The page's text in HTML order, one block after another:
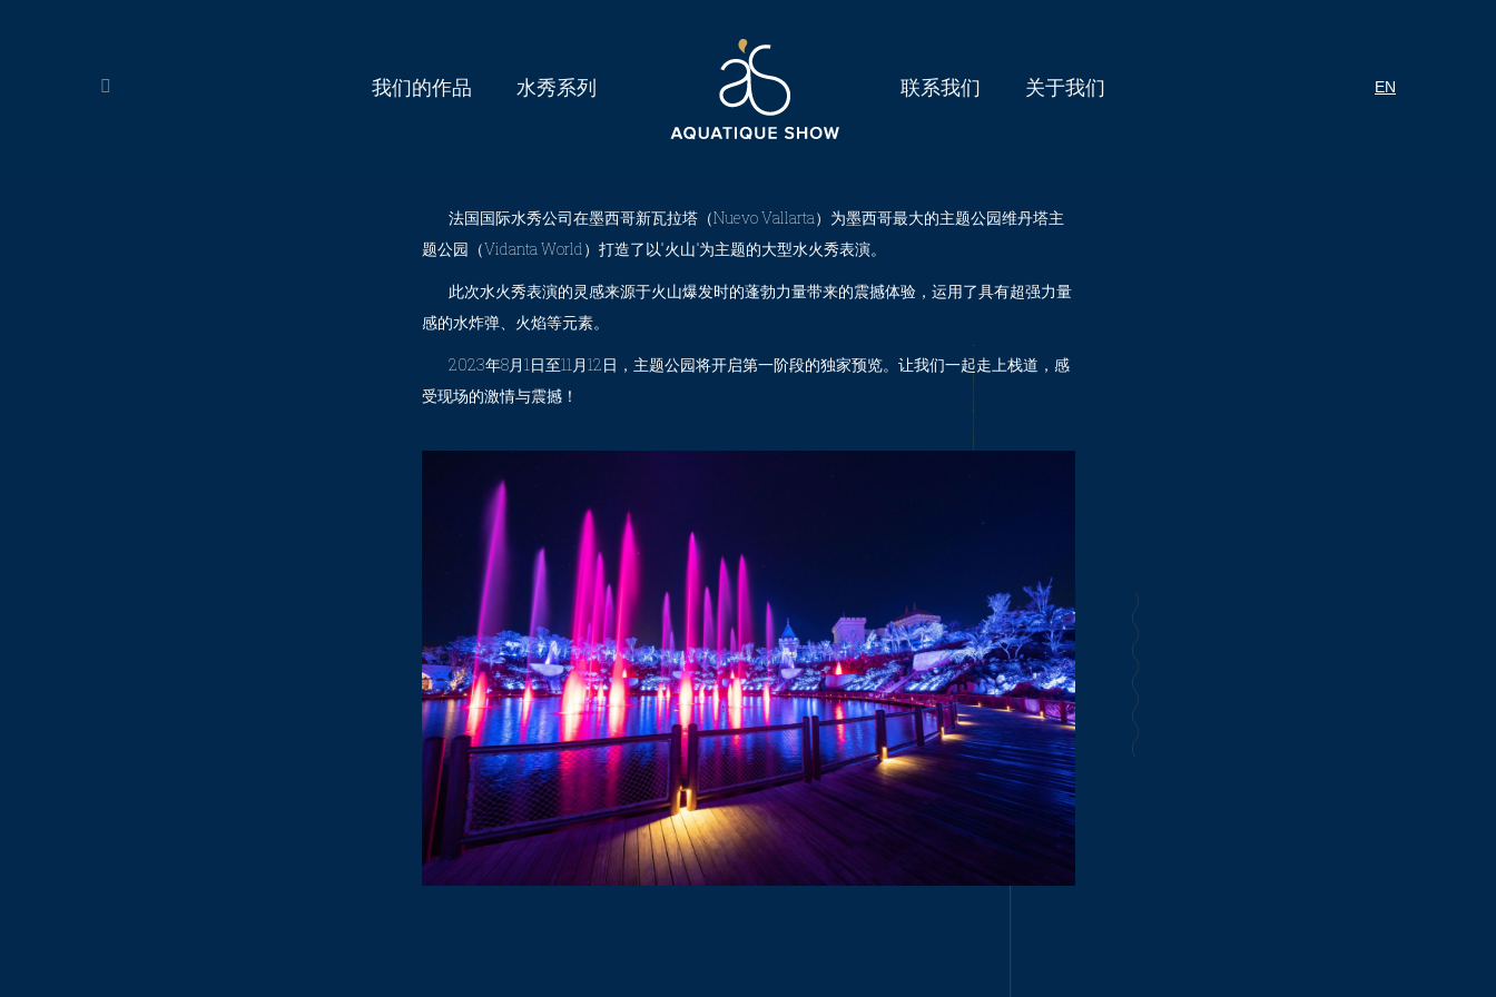
我们的作品 水秀系列
Search: 联系我们 关于我们 EN
You are here:
Home
法国国际水秀公司在墨西哥新瓦拉塔（Nuevo Vallarta）为墨西哥最大的主题公园维丹塔主
题公园（Vidanta World）打造了以“火山”为主题的大型水火秀表演。
此次水火秀表演的灵感来源于火山爆发时的蓬勃力量带来的震撼体验，运用了具有超强力量
感的水炸弹、火焰等元素。
2023年8月1日至11月12日，主题公园将开启第一阶段的独家预览。让我们一起走上栈道，感
受现场的激情与震撼！